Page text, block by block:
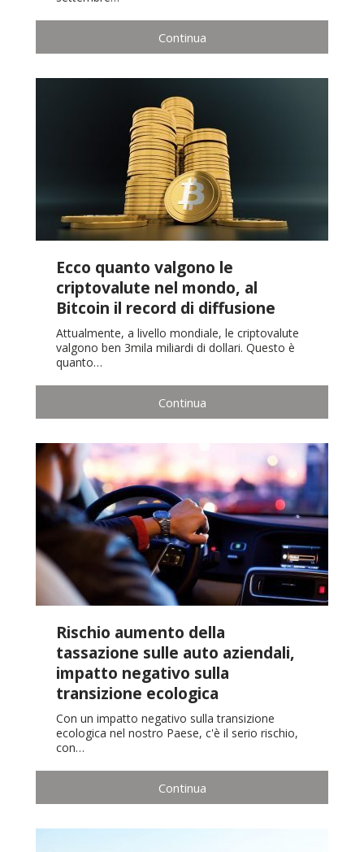
Continua
Ecco quanto valgono le
criptovalute nel mondo, al
Bitcoin il record di diffusione
Attualmente, a livello mondiale, le criptovalute
valgono ben 3mila miliardi di dollari. Questo è
quanto…
Continua
Rischio aumento della
tassazione sulle auto aziendali,
impatto negativo sulla
transizione ecologica
Con un impatto negativo sulla transizione
ecologica nel nostro Paese, c'è il serio rischio,
con…
Continua